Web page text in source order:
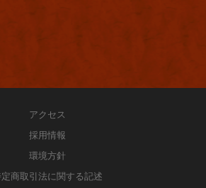
アクセス
採用情報
環境方針
商取引法に関する記述